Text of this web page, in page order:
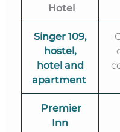
Hotel
Singer 109,
hostel,
hotel and
apartment
Premier
Inn